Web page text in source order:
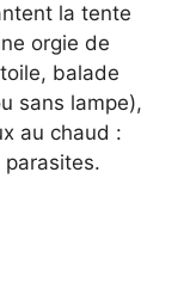
la tente
orgie de
balade
sans lampe),
au chaud :
parasites.